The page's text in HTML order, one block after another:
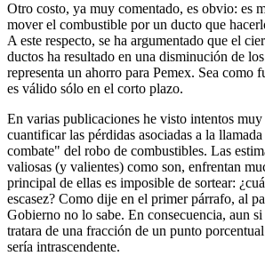
Otro costo, ya muy comentado, es obvio: es
mover el combustible por un ducto que
A este respecto, se ha argumentado que el
ductos ha resultado en una disminución de
representa un ahorro para Pemex. Sea como
es válido sólo en el corto plazo.
En varias publicaciones he visto intentos muy
cuantificar las pérdidas asociadas a la
combate" del robo de combustibles. Las
valiosas (y valientes) como son, enfrentan
principal de ellas es imposible de sortear:
escasez? Como dije en el primer párrafo, al
Gobierno no lo sabe. En consecuencia, aun
tratara de una fracción de un punto
sería intrascendente.